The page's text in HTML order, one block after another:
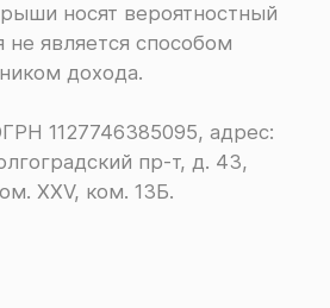
носят вероятностный
не является способом
дохода.
1127746385095, адрес:
пр-т, д. 43,
XXV, ком. 13Б.